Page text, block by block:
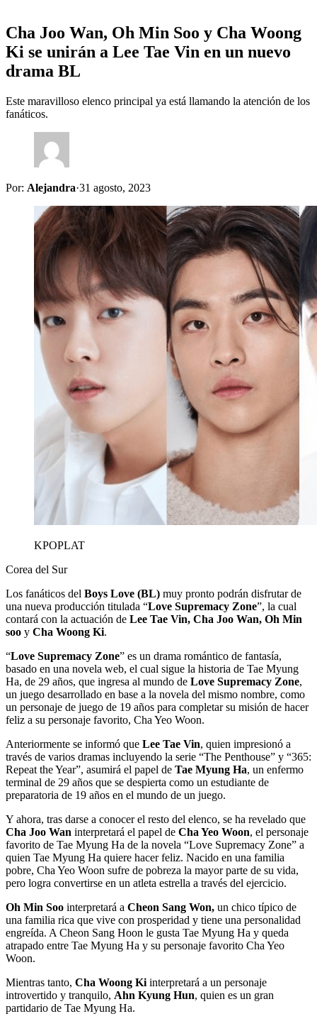
Cha Joo Wan, Oh Min Soo y Cha Woong
Ki se unirán a Lee Tae Vin en un nuevo
drama BL
Este maravilloso elenco principal ya está llamando la atención de los
fanáticos.
Por: Alejandra·31 agosto, 2023
KPOPLAT
Corea del Sur
Los fanáticos del Boys Love (BL) muy pronto podrán disfrutar de
una nueva producción titulada “Love Supremacy Zone”, la cual
contará con la actuación de Lee Tae Vin, Cha Joo Wan, Oh Min
soo y Cha Woong Ki.
“Love Supremacy Zone” es un drama romántico de fantasía,
basado en una novela web, el cual sigue la historia de Tae Myung
Ha, de 29 años, que ingresa al mundo de Love Supremacy Zone,
un juego desarrollado en base a la novela del mismo nombre, como
un personaje de juego de 19 años para completar su misión de hacer
feliz a su personaje favorito, Cha Yeo Woon.
Anteriormente se informó que Lee Tae Vin, quien impresionó a
través de varios dramas incluyendo la serie “The Penthouse” y “365:
Repeat the Year”, asumirá el papel de Tae Myung Ha, un enfermo
terminal de 29 años que se despierta como un estudiante de
preparatoria de 19 años en el mundo de un juego.
Y ahora, tras darse a conocer el resto del elenco, se ha revelado que
Cha Joo Wan interpretará el papel de Cha Yeo Woon, el personaje
favorito de Tae Myung Ha de la novela “Love Supremacy Zone” a
quien Tae Myung Ha quiere hacer feliz. Nacido en una familia
pobre, Cha Yeo Woon sufre de pobreza la mayor parte de su vida,
pero logra convertirse en un atleta estrella a través del ejercicio.
Oh Min Soo interpretará a Cheon Sang Won, un chico típico de
una familia rica que vive con prosperidad y tiene una personalidad
engreída. A Cheon Sang Hoon le gusta Tae Myung Ha y queda
atrapado entre Tae Myung Ha y su personaje favorito Cha Yeo
Woon.
Mientras tanto, Cha Woong Ki interpretará a un personaje
introvertido y tranquilo, Ahn Kyung Hun, quien es un gran
partidario de Tae Myung Ha.